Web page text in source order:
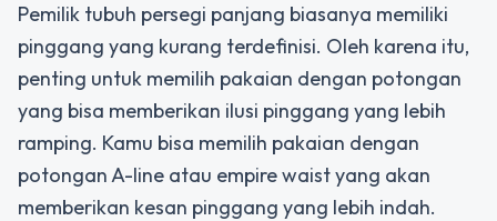
Pemilik tubuh persegi panjang biasanya memiliki
pinggang yang kurang terdefinisi. Oleh karena itu,
penting untuk memilih pakaian dengan potongan
yang bisa memberikan ilusi pinggang yang lebih
ramping. Kamu bisa memilih pakaian dengan
potongan A-line atau empire waist yang akan
memberikan kesan pinggang yang lebih indah.